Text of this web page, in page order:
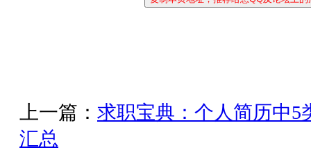
上一篇： 求职宝典：个人简历中5
汇总